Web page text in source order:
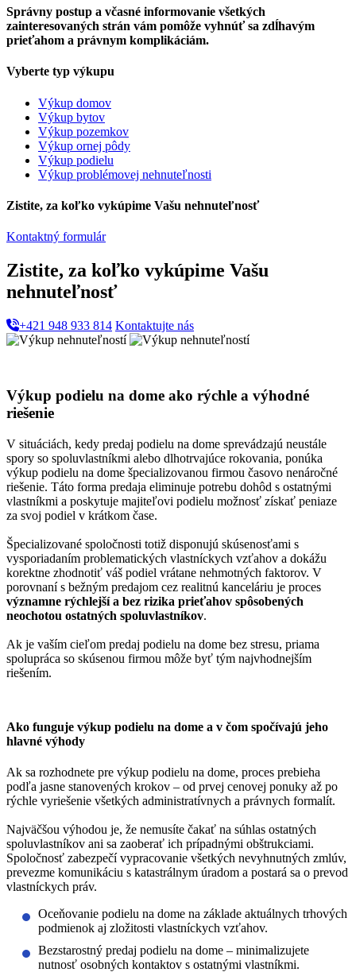
Správny postup a včasné informovanie všetkých
zainteresovaných strán vám pomôže vyhnúť sa zdĺhavým
prieťahom a právnym komplikáciám.
Vyberte typ výkupu
Výkup domov
Výkup bytov
Výkup pozemkov
Výkup ornej pôdy
Výkup podielu
Výkup problémovej nehnuteľnosti
Zistite, za koľko vykúpime Vašu nehnuteľnosť
Kontaktný formulár
Zistite, za koľko vykúpime Vašu
nehnuteľnosť
+421 948 933 814 Kontaktujte nás
Výkup podielu na dome ako rýchle a výhodné
riešenie
V situáciách, kedy predaj podielu na dome sprevádzajú neustále
spory so spoluvlastníkmi alebo dlhotrvajúce rokovania, ponúka
výkup podielu na dome špecializovanou firmou časovo nenáročné
riešenie. Táto forma predaja eliminuje potrebu dohôd s ostatnými
vlastníkmi a poskytuje majiteľovi podielu možnosť získať peniaze
za svoj podiel v krátkom čase.
Špecializované spoločnosti totiž disponujú skúsenosťami s
vysporiadaním problematických vlastníckych vzťahov a dokážu
korektne zhodnotiť váš podiel vrátane nehmotných faktorov. V
porovnaní s bežným predajom cez realitnú kanceláriu je proces
významne rýchlejší a bez rizika prieťahov spôsobených
neochotou ostatných spoluvlastníkov.
Ak je vaším cieľom predaj podielu na dome bez stresu, priama
spolupráca so skúsenou firmou môže byť tým najvhodnejším
riešením.
Ako funguje výkup podielu na dome a v čom spočívajú jeho
hlavné výhody
Ak sa rozhodnete pre výkup podielu na dome, proces prebieha
podľa jasne stanovených krokov – od prvej cenovej ponuky až po
rýchle vyriešenie všetkých administratívnych a právnych formalít.
Najväčšou výhodou je, že nemusíte čakať na súhlas ostatných
spoluvlastníkov ani sa zaoberať ich prípadnými obštrukciami.
Spoločnosť zabezpečí vypracovanie všetkých nevyhnutných zmlúv,
prevezme komunikáciu s katastrálnym úradom a postará sa o prevod
vlastníckych práv.
Oceňovanie podielu na dome na základe aktuálnych trhových
podmienok aj zložitosti vlastníckych vzťahov.
Bezstarostný predaj podielu na dome – minimalizujete
nutnosť osobných kontaktov s ostatnými vlastníkmi.